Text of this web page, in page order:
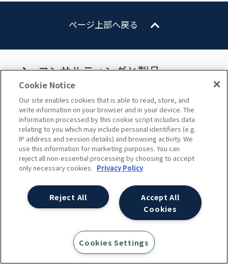
ページ上部へ戻る
コンサルティングと製品
SEOコンサルティング
Googleアナリティクス導入・設定支援/デー
タ活用支援
Google アナリティクス360
Googleタグマネージャー(GTM)サポート
運用型広告支援/コンサルティング
SEO×広告コンサルティング
Cookie Notice
Our site enables cookies that is able to read, store, and
write information on your browser and in your device. The
information processed by this cookie script includes data
relating to you which may include personal identifiers (e.g.
IP address and session details) and browsing activity. We
use this information for marketing purposes. You can
reject all non-essential processing by choosing to accept
only necessary cookies. Privacy Policy
Accept All
Cookies
Reject All
Cookies Settings